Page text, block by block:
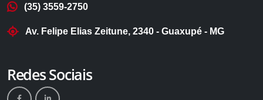
(35) 3559-2750
Av. Felipe Elias Zeitune, 2340 - Guaxupé - MG
Redes Sociais